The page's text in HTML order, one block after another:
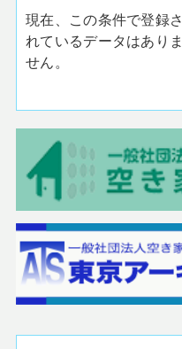
現在、この条件で登録さ
れているデータはありま
せん。